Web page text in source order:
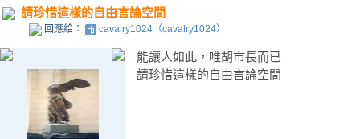
請珍惜這樣的自由言論空間
回應給： cavalry1024（cavalry1024）
能讓人如此，唯胡市長而已
請珍惜這樣的自由言論空間